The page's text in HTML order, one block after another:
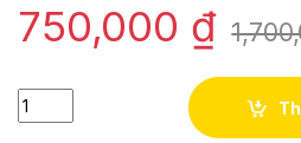
750,000 ₫
Áo khóac len ngắn nữ màu trắng